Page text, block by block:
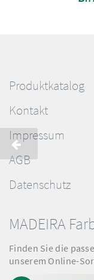
Produktkatalog
Kontakt
Impressum
AGB
Datenschutz
MADEIRA
Finden Sie die
unserem Online-